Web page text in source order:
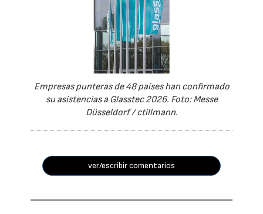
Empresas punteras de 48 países han confirmado
su asistencias a Glasstec 2026. Foto: Messe
Düsseldorf / ctillmann.
ver/escribir comentarios